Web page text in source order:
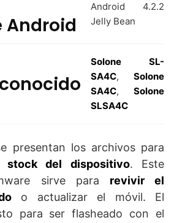
Android
Android 4.2.2
Jelly Bean
Solone SL-
SA4C, Solone
SA4C, Solone
SLSA4C
presentan los archivos para
stock del dispositivo. Este
sirve para revivir el
o actualizar el móvil. El
para ser flasheado con el